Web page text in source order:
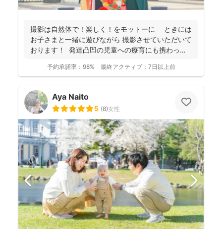
撮影は自然体で！楽しく！をモットーに ときには
お子さまと一緒に遊びながら 撮影させていただいて
おります！ 発達凸凹の児童への療育にも携わって
予約承諾率： 98% 最終アクティブ： 7日以上前
Aya Naito
5 (8)女性